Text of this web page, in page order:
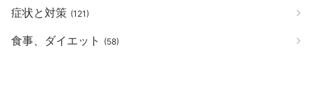
症状と対策 (121)
食事、ダイエット (58)